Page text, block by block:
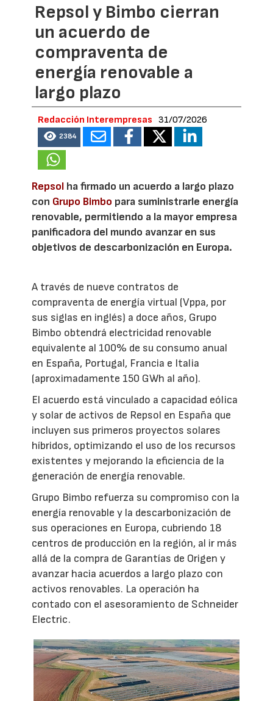
Repsol y Bimbo cierran
un acuerdo de
compraventa de
energía renovable a
largo plazo
Redacción Interempresas 31/07/2026
2384
Repsol ha firmado un acuerdo a largo plazo
con Grupo Bimbo para suministrarle energía
renovable, permitiendo a la mayor empresa
panificadora del mundo avanzar en sus
objetivos de descarbonización en Europa.
A través de nueve contratos de
compraventa de energía virtual (Vppa, por
sus siglas en inglés) a doce años, Grupo
Bimbo obtendrá electricidad renovable
equivalente al 100% de su consumo anual
en España, Portugal, Francia e Italia
(aproximadamente 150 GWh al año).
El acuerdo está vinculado a capacidad eólica
y solar de activos de Repsol en España que
incluyen sus primeros proyectos solares
híbridos, optimizando el uso de los recursos
existentes y mejorando la eficiencia de la
generación de energía renovable.
Grupo Bimbo refuerza su compromiso con la
energía renovable y la descarbonización de
sus operaciones en Europa, cubriendo 18
centros de producción en la región, al ir más
allá de la compra de Garantías de Origen y
avanzar hacia acuerdos a largo plazo con
activos renovables. La operación ha
contado con el asesoramiento de Schneider
Electric.